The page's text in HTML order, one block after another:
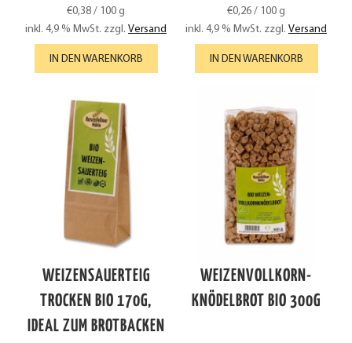
€0,38 / 100 g
inkl. 4,9 % MwSt. zzgl. Versand
IN DEN WARENKORB
€0,26 / 100 g
inkl. 4,9 % MwSt. zzgl. Versand
IN DEN WARENKORB
WEIZENSAUERTEIG
TROCKEN BIO 170G,
IDEAL ZUM BROTBACKEN
WEIZENVOLLKORN-
KNÖDELBROT BIO 300G